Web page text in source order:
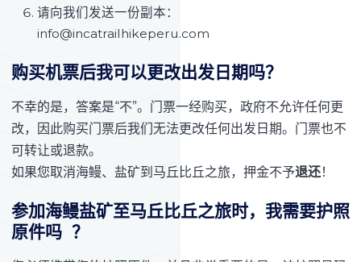
请向我们发送一份副本：
info@incatrailhikeperu.com
购买机票后我可以更改出发日期吗？
不幸的是，答案是“不”。门票一经购买，政府不允许任何更
改，因此购买门票后我们无法更改任何出发日期。门票也不
可转让或退款。
如果您取消海鳗、盐矿到马丘比丘之旅，押金不予退还！
参加海鳗盐矿至马丘比丘之旅时， 我需要护照
原件吗 ？